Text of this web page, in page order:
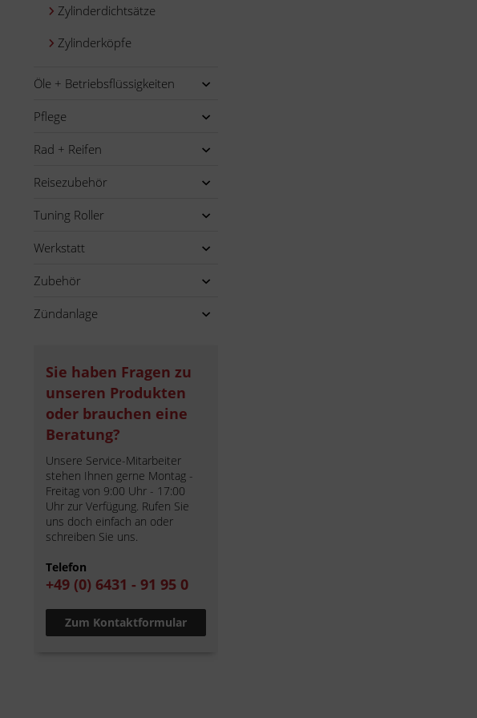
Zylinderdichtsätze
Zylinderköpfe
Öle + Betriebsflüssigkeiten
Pflege
Rad + Reifen
Reisezubehör
Tuning Roller
Werkstatt
Zubehör
Zündanlage
Sie haben Fragen zu
unseren Produkten
oder brauchen eine
Beratung?
Unsere Service-Mitarbeiter
stehen Ihnen gerne Montag -
Freitag von 9:00 Uhr - 17:00
Uhr zur Verfügung. Rufen Sie
uns doch einfach an oder
schreiben Sie uns.
Telefon
+49 (0) 6431 - 91 95 0
Zum Kontaktformular